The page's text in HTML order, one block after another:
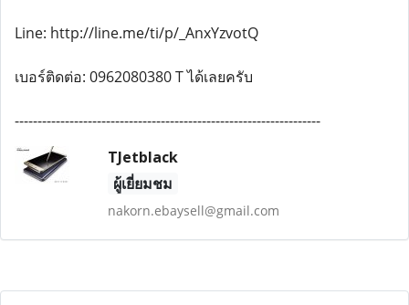
Line: http://line.me/ti/p/_AnxYzvotQ
เบอร์ติดต่อ: 0962080380 T ได้เลยครับ
-------------------------------------------------------------------
TJetblack
ผู้เยี่ยมชม
nakorn.ebaysell@gmail.com